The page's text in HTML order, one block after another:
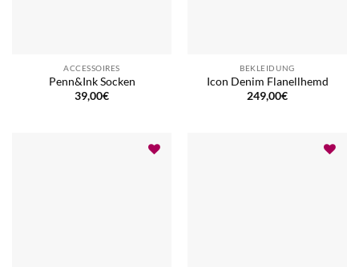
ACCESSOIRES
Penn&Ink Socken
39,00€
BEKLEIDUNG
Icon Denim Flanellhemd
249,00€